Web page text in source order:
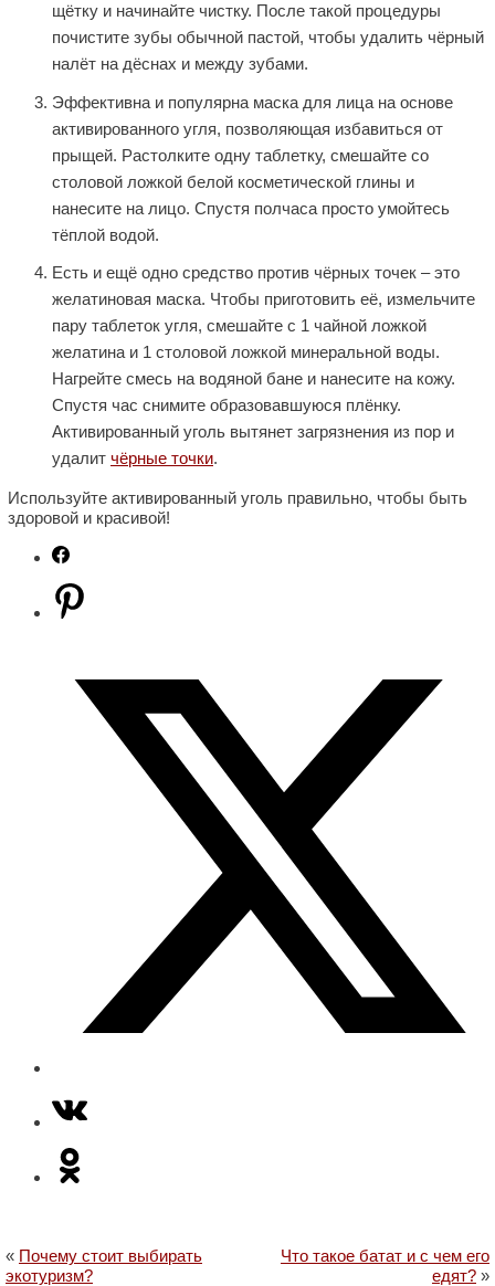
щётку и начинайте чистку. После такой процедуры
почистите зубы обычной пастой, чтобы удалить чёрный
налёт на дёснах и между зубами.
Эффективна и популярна маска для лица на основе
активированного угля, позволяющая избавиться от
прыщей. Растолките одну таблетку, смешайте со
столовой ложкой белой косметической глины и
нанесите на лицо. Спустя полчаса просто умойтесь
тёплой водой.
Есть и ещё одно средство против чёрных точек – это
желатиновая маска. Чтобы приготовить её, измельчите
пару таблеток угля, смешайте с 1 чайной ложкой
желатина и 1 столовой ложкой минеральной воды.
Нагрейте смесь на водяной бане и нанесите на кожу.
Спустя час снимите образовавшуюся плёнку.
Активированный уголь вытянет загрязнения из пор и
удалит чёрные точки.
Используйте активированный уголь правильно, чтобы быть
здоровой и красивой!
« Почему стоит выбирать
экотуризм?
Что такое батат и с чем его
едят? »